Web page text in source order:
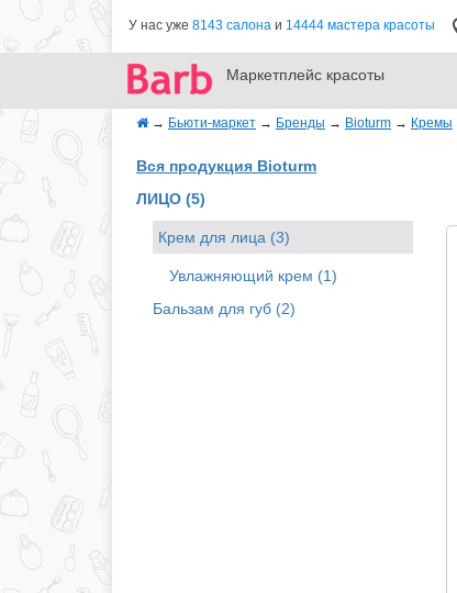
У нас уже 8143 салона и 14444 мастера красоты
Маркетплейс красоты
→ Бьюти-маркет → Бренды → Bioturm → Кремы
Вся продукция Bioturm
ЛИЦО (5)
Крем для лица (3)
Увлажняющий крем (1)
Бальзам для губ (2)